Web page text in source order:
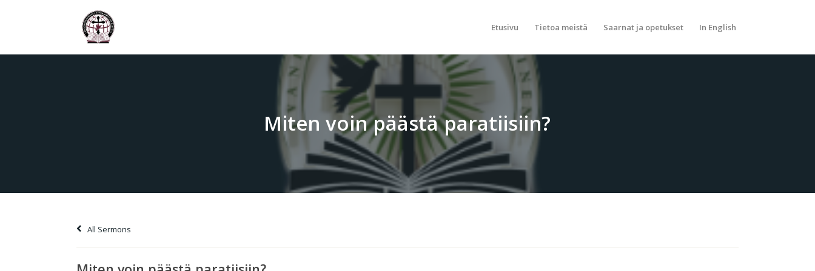
Etusivu Tietoa meistä Saarnat ja opetukset In English
Miten voin päästä paratiisiin?
All Sermons